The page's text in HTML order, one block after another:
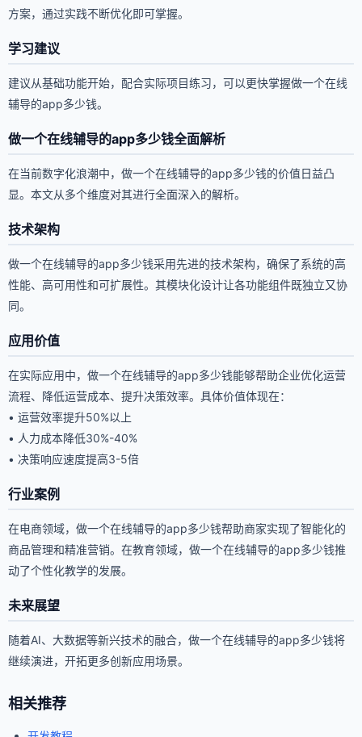
方案，通过实践不断优化即可掌握。
学习建议
建议从基础功能开始，配合实际项目练习，可以更快掌握做一个在线
辅导的app多少钱。
做一个在线辅导的app多少钱全面解析
在当前数字化浪潮中，做一个在线辅导的app多少钱的价值日益凸
显。本文从多个维度对其进行全面深入的解析。
技术架构
做一个在线辅导的app多少钱采用先进的技术架构，确保了系统的高
性能、高可用性和可扩展性。其模块化设计让各功能组件既独立又协
同。
应用价值
在实际应用中，做一个在线辅导的app多少钱能够帮助企业优化运营
流程、降低运营成本、提升决策效率。具体价值体现在：
• 运营效率提升50%以上
• 人力成本降低30%-40%
• 决策响应速度提高3-5倍
行业案例
在电商领域，做一个在线辅导的app多少钱帮助商家实现了智能化的
商品管理和精准营销。在教育领域，做一个在线辅导的app多少钱推
动了个性化教学的发展。
未来展望
随着AI、大数据等新兴技术的融合，做一个在线辅导的app多少钱将
继续演进，开拓更多创新应用场景。
相关推荐